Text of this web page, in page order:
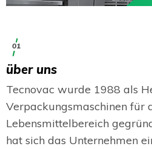
01
über uns
Tecnovac wurde 1988 als
Verpackungsmaschinen für
Lebensmittelbereich
hat sich das Unternehmen